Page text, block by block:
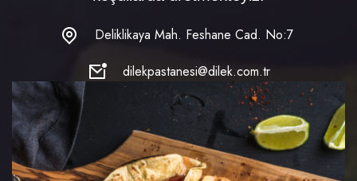
Deliklikaya Mah. Feshane Cad. No:7
dilekpastanesi@dilek.com.tr
Copyright © 2022 Dilek.com.tr Tüm Hakları Saklıdır.